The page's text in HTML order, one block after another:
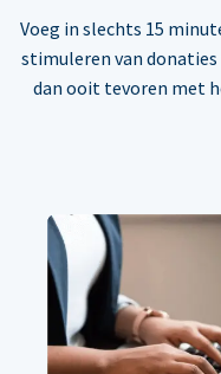
Voeg in slechts 15
stimuleren van
dan ooit tevoren met